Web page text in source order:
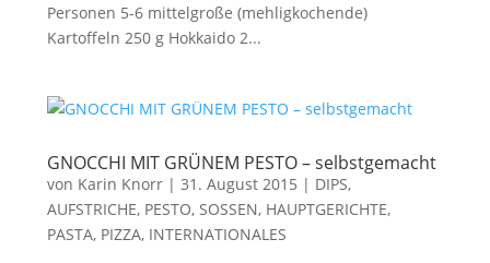
Personen 5-6 mittelgroße (mehligkochende)
Kartoffeln 250 g Hokkaido 2...
GNOCCHI MIT GRÜNEM PESTO – selbstgemacht
von Karin Knorr| 31. August 2015 | DIPS,
AUFSTRICHE, PESTO, SOSSEN, HAUPTGERICHTE,
PASTA, PIZZA, INTERNATIONALES